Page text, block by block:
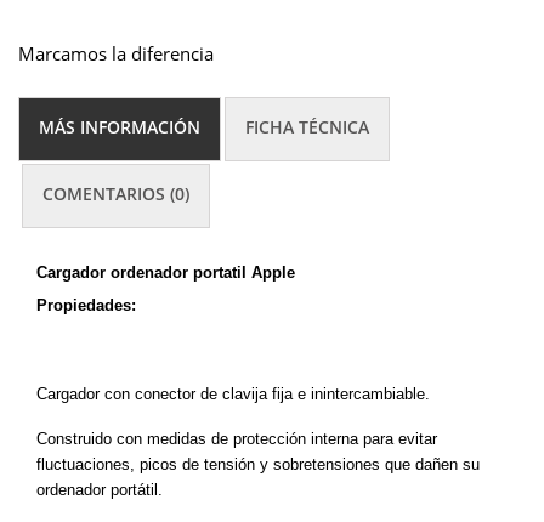
Marcamos la diferencia
MÁS INFORMACIÓN FICHA TÉCNICA
COMENTARIOS (0)
Cargador ordenador portatil Apple
Propiedades:
Cargador con conector de clavija fija e inintercambiable.
Construido con medidas de protección interna para evitar
fluctuaciones, picos de tensión y sobretensiones que dañen su
ordenador portátil.